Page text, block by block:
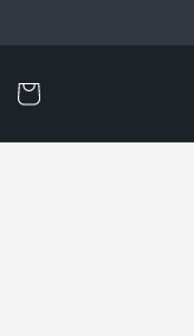
Carrello